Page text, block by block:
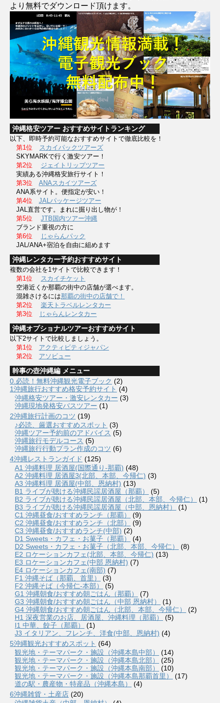
より無料でダウンロード頂けます。
沖縄格安ツアー おすすめサイトランキング
以下、即時予約可能なおすすめサイトで徹底比較を！
第1位
スカイパックツアーズ
SKYMARKで行く激安ツアー！
第2位
ジェイトリップツアー
実績ある沖縄格安旅行サイト！
第3位
ANAスカイツアーズ
ANA系サイト。便指定が安い！
第4位
JALパッケージツアー
JAL直営です。まれに掘り出し物が！
第5位
JTB国内ツアー沖縄
ブランド重視の方に
第6位
じゃらんパック
JAL/ANA+宿泊を自由に組めます
沖縄レンタカー予約おすすめサイト
複数の会社を1サイトで比較できます！
第1位
スカイチケット
空港近くか那覇の街中の店舗が選べます。
混雑さけるには那覇の街中の店舗で！
第2位
楽天トラベルレンタカー
第3位
じゃらんレンタカー
沖縄オプショナルツアーおすすめサイト
以下2サイトで比較しましょう。
第1位
アクティビティジャパン
第2位
アソビュー
幹事の壺沖縄編 メニュー
0.必読！無料沖縄観光電子ブック (2)
1沖縄旅行おすすめ格安予約サイト (4)
沖縄格安ツアー・激安レンタカー (3)
沖縄現地発格安バスツアー (1)
2沖縄旅行計画のコツ (19)
♪必読、厳選おすすめスポット (3)
沖縄ツアー予約前のアドバイス (5)
沖縄旅行モデルコース (5)
沖縄旅行行動プラン作成のコツ (6)
4沖縄レストランガイド (125)
A1 沖縄料理 居酒屋(国際通り-那覇) (48)
A2 沖縄料理 居酒屋3(北部、本部、今帰仁) (3)
A3 沖縄料理 居酒屋(中部、恩納村) (13)
B1 ライブが聴ける沖縄民謡居酒屋（那覇）
(5)
B2 ライブが聴ける沖縄民謡居酒屋（北部、本部、今帰仁）
(1)
B3 ライブが聴ける沖縄民謡居酒屋（中部、恩納村）
(1)
C1 沖縄昼食/おすすめランチ（那覇）
(9)
C2 沖縄昼食/おすすめランチ（北部）
(9)
C3 沖縄昼食/おすすめランチ(中部) (2)
D1 Sweets・カフェ・お菓子（那覇）
(4)
D2 Sweets・カフェ・お菓子（北部、本部、今帰仁）
(8)
E2 ロケーションカフェ(北部、本部、今帰仁) (13)
E3 ロケーションカフェ(中部 恩納村) (7)
E4 ロケーションカフェ(南部) (7)
F1 沖縄そば（那覇、首里）
(3)
F2 沖縄そば（今帰仁-本部）
(5)
G1 沖縄朝食/おすすめ朝ごはん（那覇）
(7)
G3 沖縄朝食/おすすめ朝ごはん（中部 恩納村）
(1)
G4 沖縄朝食/おすすめ朝ごはん（北部、本部、今帰仁）
(2)
H1 深夜営業のお店、居酒屋、沖縄料理（那覇）
(5)
I1 中華、餃子（那覇）
(1)
J3 イタリアン、フレンチ、洋食(中部、恩納村) (4)
5沖縄観光おすすめスポット (64)
観光地・テーマパーク・施設（沖縄本島中部）
(14)
観光地・テーマパーク・施設（沖縄本島北部）
(25)
観光地・テーマパーク・施設（沖縄本島南部）
(10)
観光地・テーマパーク・施設（沖縄本島那覇首里）
(17)
道の駅・農産物・特産品（沖縄本島）
(4)
6沖縄雑貨・土産店 (20)